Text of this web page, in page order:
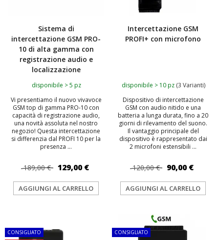
Sistema di
intercettazione GSM PRO-
10 di alta gamma con
registrazione audio e
localizzazione
disponibile > 5 pz
Vi presentiamo il nuovo vivavoce
GSM top di gamma PRO-10 con
capacità di registrazione audio,
una novità assoluta nel nostro
negozio! Questa intercettazione
si differenzia dal PROFI 10 per la
presenza ...
189,00 € 129,00 €
AGGIUNGI AL CARRELLO
Intercettazione GSM
PROFI+ con microfono
disponibile > 10 pz (3 Varianti)
Dispositivo di intercettazione
GSM con audio nitido e una
batteria a lunga durata, fino a 20
giorni di rilevamento del suono.
Il vantaggio principale del
dispositivo è rappresentato dai
2 microfoni estensibili ...
120,00 € 90,00 €
AGGIUNGI AL CARRELLO
CONSIGLIATO
CONSIGLIATO